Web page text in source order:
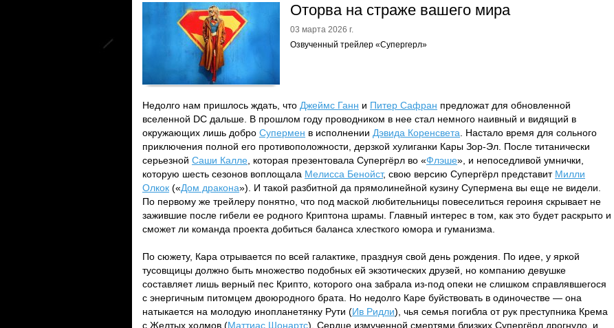
Оторва на страже вашего мира
03 марта 2026 г.
Озвученный трейлер «Супергерл»
Недолго нам пришлось ждать, что Джеймс Ганн и Питер Сафран предложат для обновленной
вселенной DC дальше. В прошлом году проводником в нее стал немного наивный и видящий в
окружающих лишь добро Супермен в исполнении Дэвида Коренсвета . Настало время для сольного
приключения полной его противоположности, дерзкой хулиганки Кары Зор-Эл. После титанически
серьезной Саши Калле , которая презентовала Супергёрл во «Флэше», и непоседливой умнички,
которую шесть сезонов воплощала Мелисса Бенойст, свою версию Супергёрл представит Милли
Олкок («Дом дракона»). И такой разбитной да прямолинейной кузину Супермена вы еще не видели.
По первому же трейлеру понятно, что под маской любительницы повеселиться героиня скрывает не
зажившие после гибели ее родного Криптона шрамы. Главный интерес в том, как это будет раскрыто и
сможет ли команда проекта добиться баланса хлесткого юмора и гуманизма.
По сюжету, Кара отрывается по всей галактике, празднуя свой день рождения. По идее, у яркой
тусовщицы должно быть множество подобных ей экзотических друзей, но компанию девушке
составляет лишь верный пес Крипто, которого она забрала из-под опеки не слишком справлявшегося
с энергичным питомцем двоюродного брата. Но недолго Каре буйствовать в одиночестве — она
натыкается на молодую инопланетянку Рути (Ив Ридли), чья семья погибла от рук преступника Крема
с Желтых холмов (Маттиас Шонартс). Сердце измученной смертями близких Супергёрл дрогнуло, и